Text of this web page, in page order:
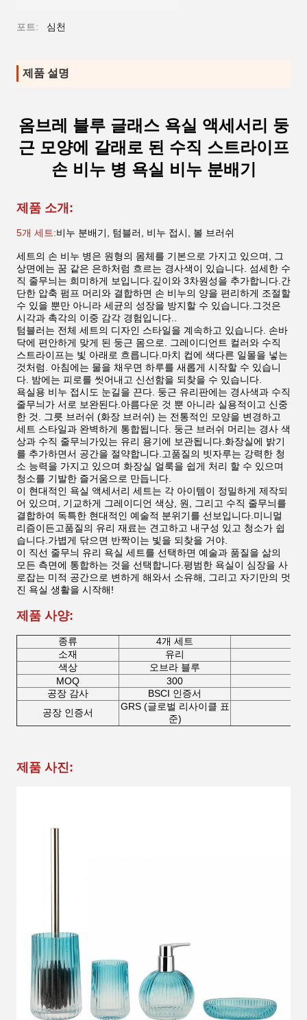
포트: 심천
제품 설명
옴브레 블루 글래스 욕실 액세서리 둥
근 모양에 갈래로 된 수직 스트라이프
손 비누 병 욕실 비누 분배기
제품 소개:
5개 세트:비누 분배기, 텀블러, 비누 접시, 볼 브러쉬
세트의 손 비누 병은 원형의 몸체를 기본으로 가지고 있으며, 그
상면에는 꿈 같은 은하처럼 흐르는 경사색이 있습니다. 섬세한 수
직 줄무늬는 희미하게 보입니다.깊이와 3차원성을 추가합니다.간
단한 압축 펌프 머리와 결합하면 손 비누의 양을 편리하게 조절할
수 있을 뿐만 아니라 세균의 성장을 방지할 수 있습니다.그것은
시각과 촉각의 이중 감각 경험입니다..
텀블러는 전체 세트의 디자인 스타일을 계속하고 있습니다. 손바
닥에 편안하게 맞게 된 둥근 몸으로. 그레이디언트 컬러와 수직
스트라이프는 빛 아래로 흐릅니다.마치 컵에 색다른 일몰을 넣는
것처럼. 아침에는 물을 채우면 하루를 새롭게 시작할 수 있습니
다. 밤에는 피로를 씻어내고 신선함을 되찾을 수 있습니다.
욕실용 비누 접시도 눈길을 끈다. 둥근 유리판에는 경사색과 수직
줄무늬가 서로 보완된다.아름다운 것 뿐 아니라 실용적이고 신중
한 것. 그릇 브러쉬 (화장 브러쉬) 는 전통적인 모양을 변경하고
세트 스타일과 완벽하게 통합됩니다. 둥근 브러쉬 머리는 경사 색
상과 수직 줄무늬가있는 유리 용기에 보관됩니다.화장실에 밝기
를 추가하면서 공간을 절약합니다.고품질의 빗자루는 강력한 청
소 능력을 가지고 있으며 화장실 얼룩을 쉽게 처리 할 수 있으며
청소를 기발한 즐거움으로 만듭니다.
이 현대적인 욕실 액세서리 세트는 각 아이템이 정밀하게 제작되
어 있으며, 기교하게 그레이디언 색상, 원, 그리고 수직 줄무늬를
결합하여 독특한 현대적인 예술적 분위기를 선보입니다.미니멀
리즘이든고품질의 유리 재료는 견고하고 내구성 있고 청소가 쉽
습니다.가볍게 닦으면 반짝이는 빛을 되찾을 거야.
이 직선 줄무늬 유리 욕실 세트를 선택하면 예술과 품질을 삶의
모든 측면에 통합하는 것을 선택합니다.평범한 욕실이 심장을 사
로잡는 미적 공간으로 변하게 해와서 소유해, 그리고 자기만의 멋
진 욕실 생활을 시작해!
제품 사양:
종류
4개 세트
소재
유리
색상
오브라 블루
MOQ
300
공장 감사
BSCI 인증서
공장 인증서
GRS (글로벌 리사이클 표
준)
제품 사진: